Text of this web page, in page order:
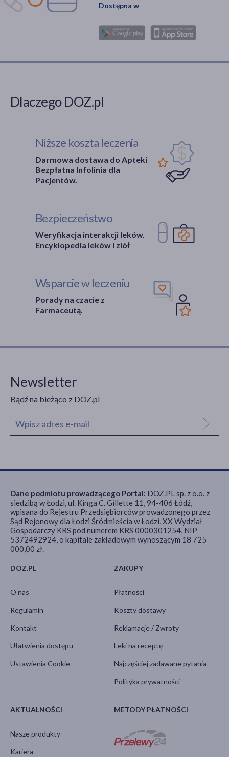
Dostępna w
Dlaczego DOZ.pl
Niższe koszta leczenia
Darmowa dostawa do Apteki
Bezpłatna Infolinia dla
Pacjentów.
Bezpieczeństwo
Weryfikacja interakcji leków.
Encyklopedia leków i ziół
Wsparcie w leczeniu
Porady na czacie z
Farmaceutą.
Newsletter
Bądź na bieżąco z DOZ.pl
DOZ.PL
O nas
Regulamin
Kontakt
Ułatwienia dostępu
Ustawienia Cookie
ZAKUPY
Płatności
Koszty dostawy
Reklamacje / Zwroty
Leki na receptę
Najczęściej zadawane pytania
Polityka prywatności
AKTUALNOŚCI
Nasze produkty
Kariera
METODY PŁATNOŚCI
Dane podmiotu prowadzącego Portal: DOZ.PL sp. z o.o. z
siedzibą w Łodzi, ul. Kinga C. Gillette 11, 94-406 Łódź,
wpisana do Rejestru Przedsiębiorców prowadzonego przez
Sąd Rejonowy dla Łodzi Śródmieścia w Łodzi, XX Wydział
Gospodarczy KRS pod numerem KRS 0000301254, NIP
5372492924, o kapitale zakładowym wynoszącym 18 725
000,00 zł.